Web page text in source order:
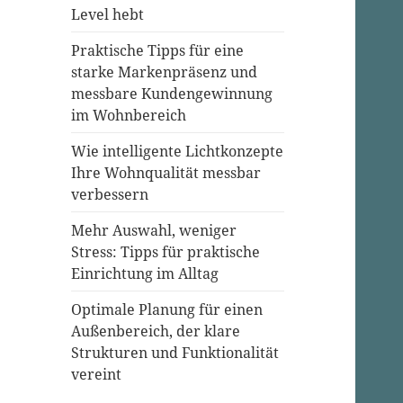
Level hebt
Praktische Tipps für eine
starke Markenpräsenz und
messbare Kundengewinnung
im Wohnbereich
Wie intelligente Lichtkonzepte
Ihre Wohnqualität messbar
verbessern
Mehr Auswahl, weniger
Stress: Tipps für praktische
Einrichtung im Alltag
Optimale Planung für einen
Außenbereich, der klare
Strukturen und Funktionalität
vereint